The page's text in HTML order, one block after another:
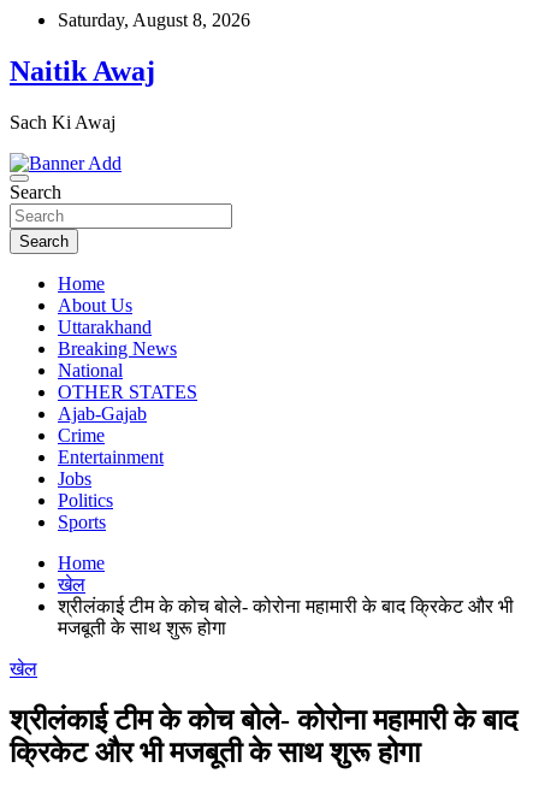
Skip
content
Saturday, August 8, 2026
Naitik Awaj
Sach Ki Awaj
Search
Search
Home
About Us
Uttarakhand
Breaking News
National
OTHER STATES
Ajab-Gajab
Crime
Entertainment
Jobs
Politics
Sports
Home
खेल
श्रीलंकाई टीम के कोच बोले- कोरोना महामारी के बाद क्रिकेट और भी
मजबूती के साथ शुरू होगा
खेल
श्रीलंकाई टीम के कोच बोले- कोरोना महामारी के बाद
क्रिकेट और भी मजबूती के साथ शुरू होगा